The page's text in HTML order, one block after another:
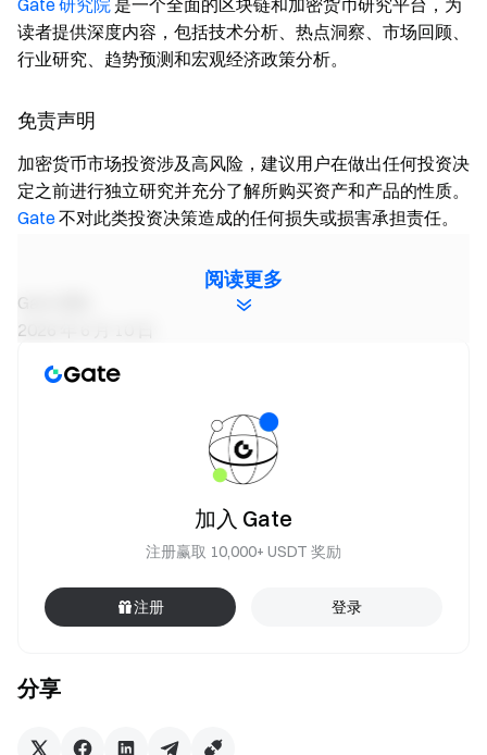
读者提供深度内容，包括技术分析、热点洞察、市场回顾、
行业研究、趋势预测和宏观经济政策分析。
免责声明
加密货币市场投资涉及高风险，建议用户在做出任何投资决
定之前进行独立研究并充分了解所购买资产和产品的性质。
Gate不对此类投资决策造成的任何损失或损害承担责任。
Gate 团队
2026 年 6 月 10 日
安全、快捷、轻松交易超过 4,900 种加密货币
，可获 40% 佣金
下载 Gate App | 电脑端
关注 X (Twitter)，获取最新福利
进入全球社区
查看 100% 储备金证明
阅读更多
分享
加入 Gate
注册赢取 10,000+ USDT 奖励
注册 登录